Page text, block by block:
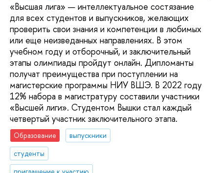
«Высшая лига» — интеллектуальное состязание
для всех студентов и выпускников, желающих
проверить свои знания и компетенции в любимых
или еще неизведанных направлениях. В этом
учебном году и отборочный, и заключительный
этапы олимпиады пройдут онлайн. Дипломанты
получат преимущества при поступлении на
магистерские программы НИУ ВШЭ. В 2022 году
12% набора в магистратуру составили участники
«Высшей лиги». Студентом Вышки стал каждый
четвертый участник заключительного этапа.
Образование
выпускники
студенты
приглашение к участию